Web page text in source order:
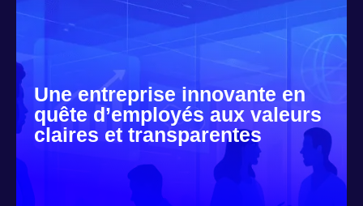
Une entreprise innovante en
quête d’employés aux valeurs
claires et transparentes